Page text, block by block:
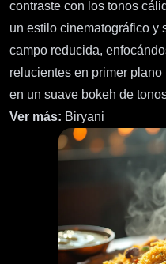
contraste con los tonos
un estilo cinematográfico y
campo reducida,
relucientes en primer
en un suave bokeh de
Ver más: Biryani